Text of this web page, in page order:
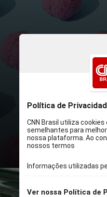
Pós-doutoranda
Federal do Rio
de cérebros de
América Latina